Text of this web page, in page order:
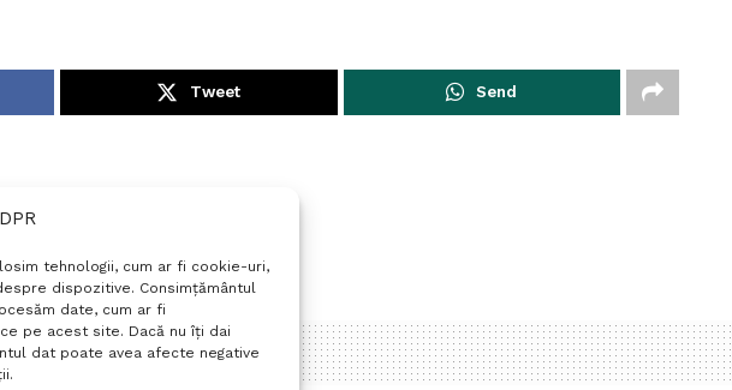
tehnologii, cum ar fi cookie-uri,
dispozitive. Consimțământul
date, cum ar fi
pe acest site. Dacă nu îți dai
dat poate avea afecte negative
Tweet Send